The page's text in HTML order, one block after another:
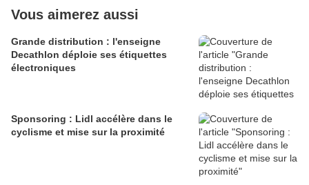
Vous aimerez aussi
Grande distribution : l'enseigne
Decathlon déploie ses étiquettes
électroniques
Sponsoring : Lidl accélère dans le
cyclisme et mise sur la proximité